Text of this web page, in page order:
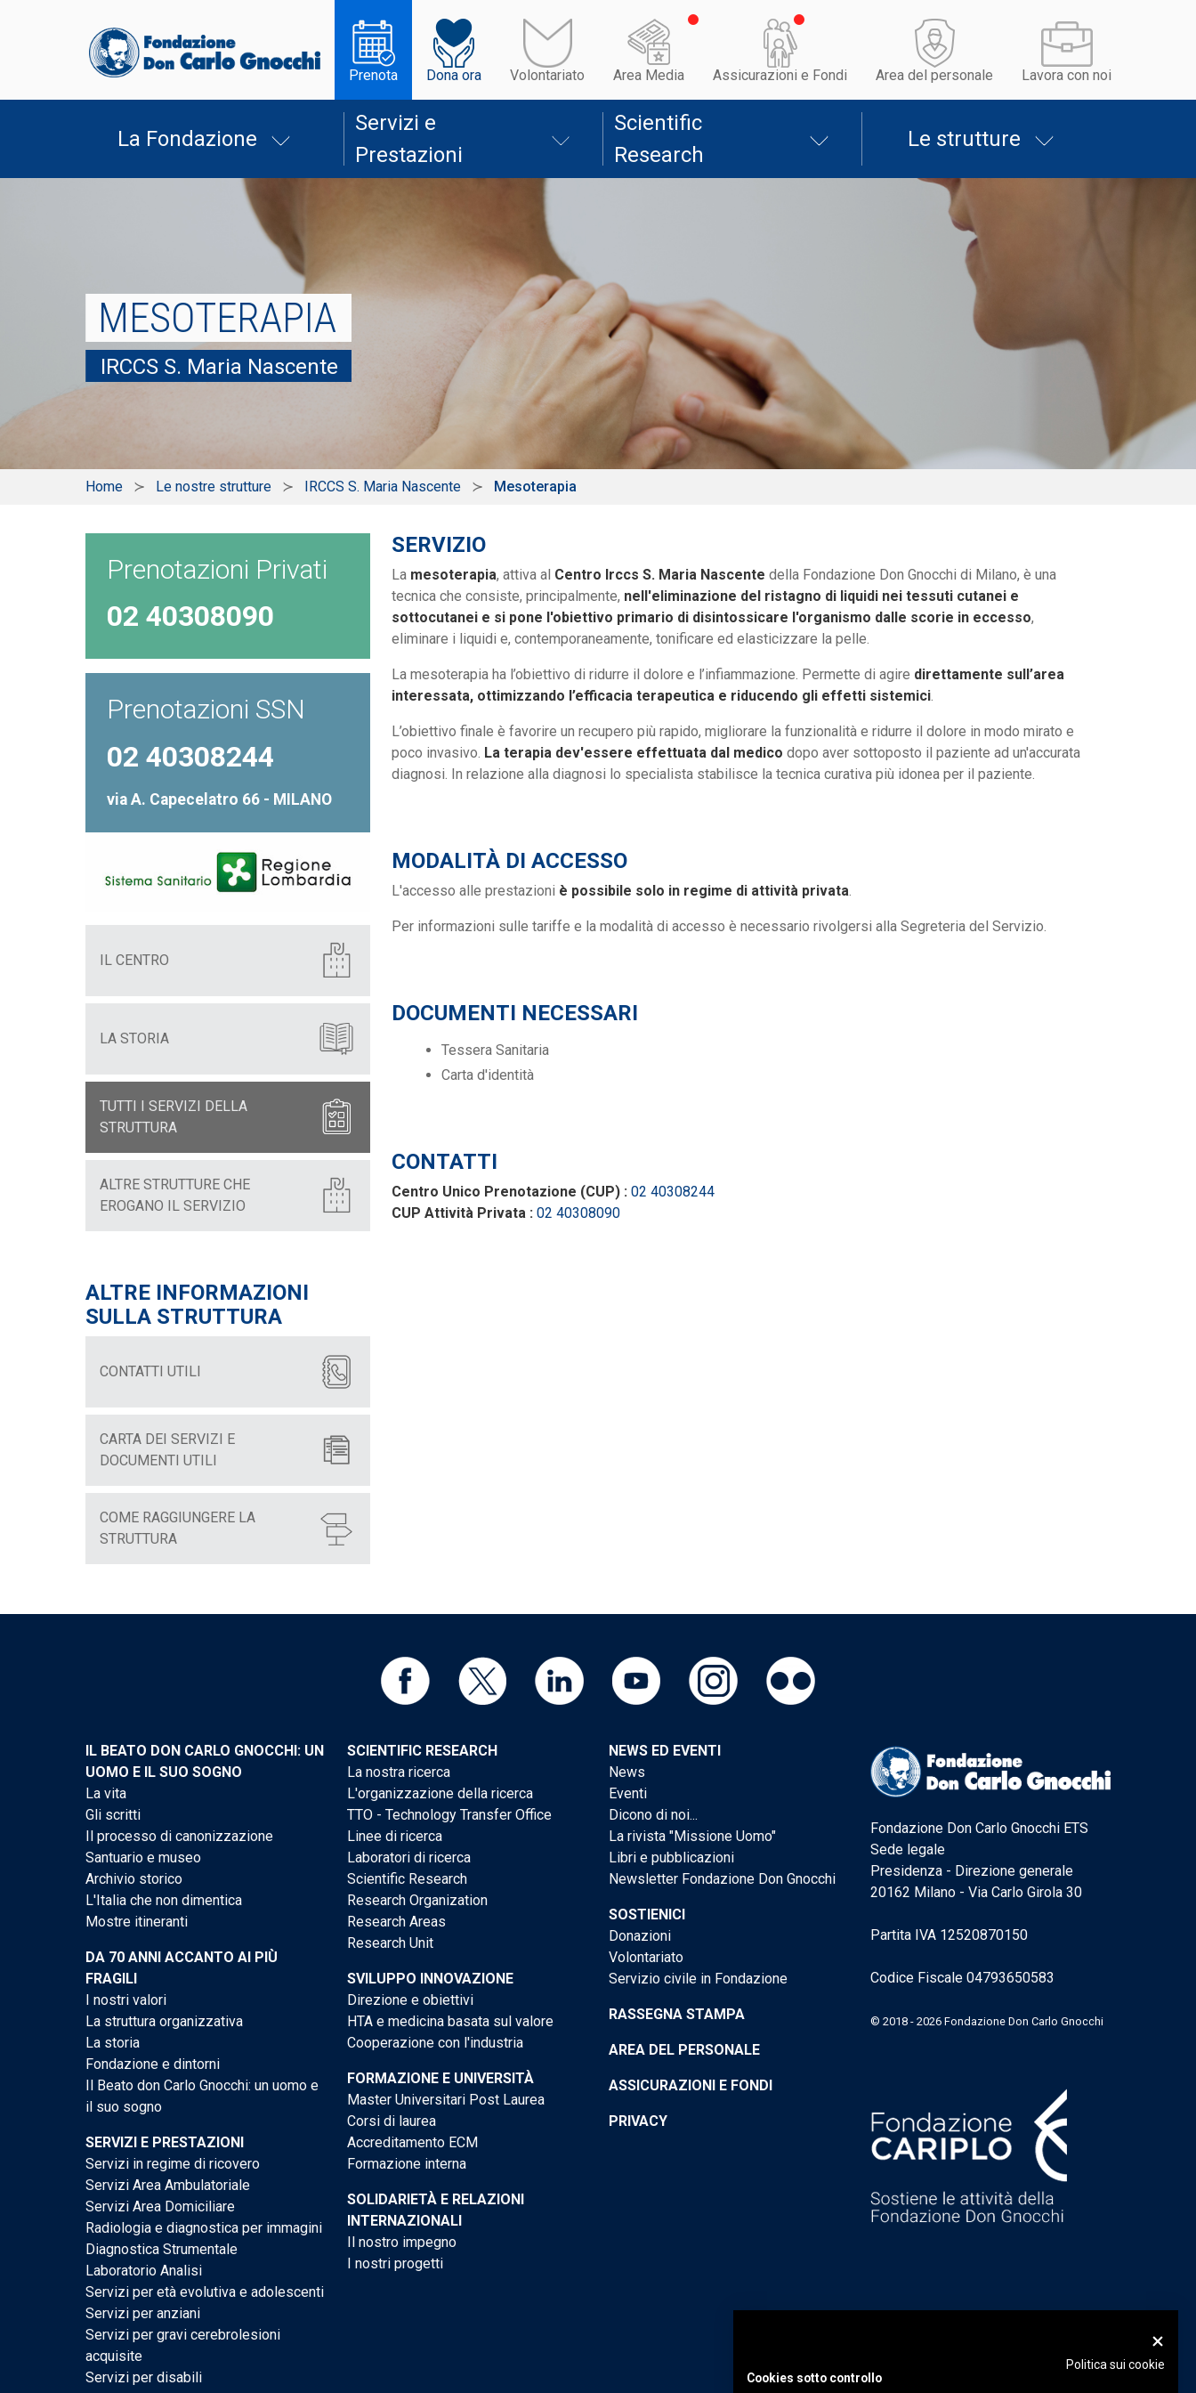
Prenota Dona ora Volontariato Area Media Assicurazioni e Fondi Area del personale Lavora con noi
La Fondazione
Servizi e
Prestazioni
Scientific
Research
Le strutture
MESOTERAPIA
IRCCS S. Maria Nascente
Home Le nostre strutture IRCCS S. Maria Nascente Mesoterapia
Prenotazioni Privati
02 40308090
Prenotazioni SSN
02 40308244
via A. Capecelatro 66 - MILANO
IL CENTRO
LA STORIA
TUTTI I SERVIZI DELLA
STRUTTURA
ALTRE STRUTTURE CHE
EROGANO IL SERVIZIO
ALTRE INFORMAZIONI
SULLA STRUTTURA
CONTATTI UTILI
CARTA DEI SERVIZI E
DOCUMENTI UTILI
COME RAGGIUNGERE LA
STRUTTURA
SERVIZIO
La mesoterapia, attiva al Centro Irccs S. Maria Nascente della Fondazione Don Gnocchi di Milano, è una
tecnica che consiste, principalmente, nell'eliminazione del ristagno di liquidi nei tessuti cutanei e
sottocutanei e si pone l'obiettivo primario di disintossicare l'organismo dalle scorie in eccesso,
eliminare i liquidi e, contemporaneamente, tonificare ed elasticizzare la pelle.
La mesoterapia ha l’obiettivo di ridurre il dolore e l’infiammazione. Permette di agire direttamente sull’area
interessata, ottimizzando l’efficacia terapeutica e riducendo gli effetti sistemici.
L’obiettivo finale è favorire un recupero più rapido, migliorare la funzionalità e ridurre il dolore in modo mirato e
poco invasivo. La terapia dev'essere effettuata dal medico dopo aver sottoposto il paziente ad un'accurata
diagnosi. In relazione alla diagnosi lo specialista stabilisce la tecnica curativa più idonea per il paziente.
MODALITÀ DI ACCESSO
L'accesso alle prestazioni è possibile solo in regime di attività privata.
Per informazioni sulle tariffe e la modalità di accesso è necessario rivolgersi alla Segreteria del Servizio.
DOCUMENTI NECESSARI
Tessera Sanitaria
Carta d'identità
CONTATTI
Centro Unico Prenotazione (CUP) : 02 40308244
CUP Attività Privata : 02 40308090
IL BEATO DON CARLO GNOCCHI: UN
UOMO E IL SUO SOGNO
La vita
Gli scritti
Il processo di canonizzazione
Santuario e museo
Archivio storico
L'Italia che non dimentica
Mostre itineranti
DA 70 ANNI ACCANTO AI PIÙ
FRAGILI
I nostri valori
La struttura organizzativa
La storia
Fondazione e dintorni
Il Beato don Carlo Gnocchi: un uomo e
il suo sogno
SERVIZI E PRESTAZIONI
Servizi in regime di ricovero
Servizi Area Ambulatoriale
Servizi Area Domiciliare
Radiologia e diagnostica per immagini
Diagnostica Strumentale
Laboratorio Analisi
Servizi per età evolutiva e adolescenti
Servizi per anziani
Servizi per gravi cerebrolesioni
acquisite
Servizi per disabili
SCIENTIFIC RESEARCH
La nostra ricerca
L'organizzazione della ricerca
TTO - Technology Transfer Office
Linee di ricerca
Laboratori di ricerca
Scientific Research
Research Organization
Research Areas
Research Unit
SVILUPPO INNOVAZIONE
Direzione e obiettivi
HTA e medicina basata sul valore
Cooperazione con l'industria
FORMAZIONE E UNIVERSITÀ
Master Universitari Post Laurea
Corsi di laurea
Accreditamento ECM
Formazione interna
SOLIDARIETÀ E RELAZIONI
INTERNAZIONALI
Il nostro impegno
I nostri progetti
NEWS ED EVENTI
News
Eventi
Dicono di noi...
La rivista "Missione Uomo"
Libri e pubblicazioni
Newsletter Fondazione Don Gnocchi
SOSTIENICI
Donazioni
Volontariato
Servizio civile in Fondazione
RASSEGNA STAMPA
AREA DEL PERSONALE
ASSICURAZIONI E FONDI
PRIVACY
Fondazione Don Carlo Gnocchi ETS
Sede legale
Presidenza - Direzione generale
20162 Milano - Via Carlo Girola 30
Partita IVA 12520870150
Codice Fiscale 04793650583
© 2018 - 2026 Fondazione Don Carlo Gnocchi
Politica sui cookie
Cookies sotto controllo